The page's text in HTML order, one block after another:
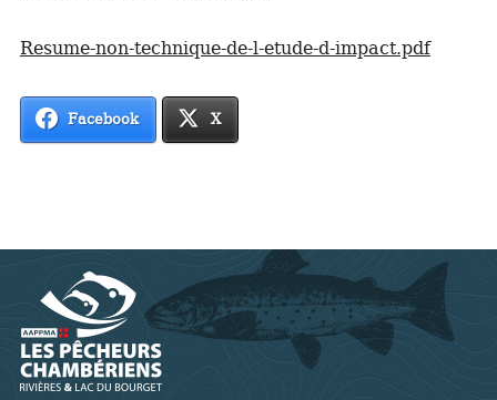
Resume-non-technique-de-l-etude-d-impact.pdf
Facebook X